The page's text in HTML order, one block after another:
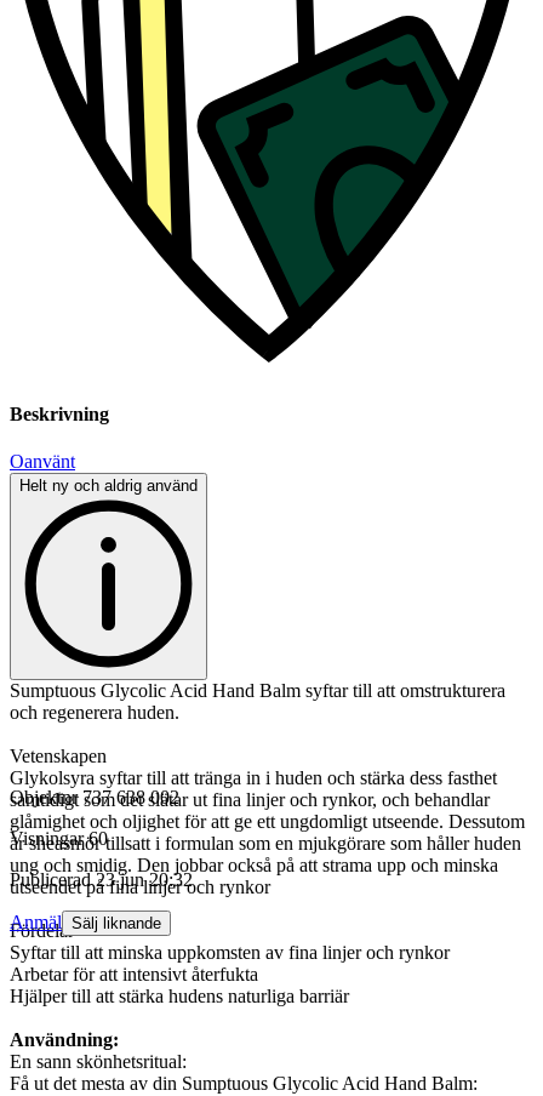
Beskrivning
Oanvänt
Helt ny och aldrig använd
Sumptuous Glycolic Acid Hand Balm syftar till att omstrukturera
och regenerera huden.
Vetenskapen
Glykolsyra syftar till att tränga in i huden och stärka dess fasthet
samtidigt som det slätar ut fina linjer och rynkor, och behandlar
glåmighet och oljighet för att ge ett ungdomligt utseende. Dessutom
är sheasmör tillsatt i formulan som en mjukgörare som håller huden
ung och smidig. Den jobbar också på att strama upp och minska
utseendet på fina linjer och rynkor
Fördelar
Syftar till att minska uppkomsten av fina linjer och rynkor
Arbetar för att intensivt återfukta
Hjälper till att stärka hudens naturliga barriär
Användning:
En sann skönhetsritual:
Få ut det mesta av din Sumptuous Glycolic Acid Hand Balm:
Objektnr 737 638 002
Visningar 60
Publicerad 23 jun 20:32
Anmäl Sälj liknande